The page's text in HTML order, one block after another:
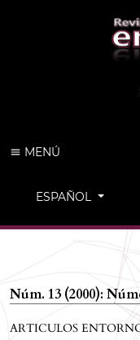
MENÚ
CAMBIAR EL
ESPAÑOL
Núm. 13 (2000):
ARTICULOS